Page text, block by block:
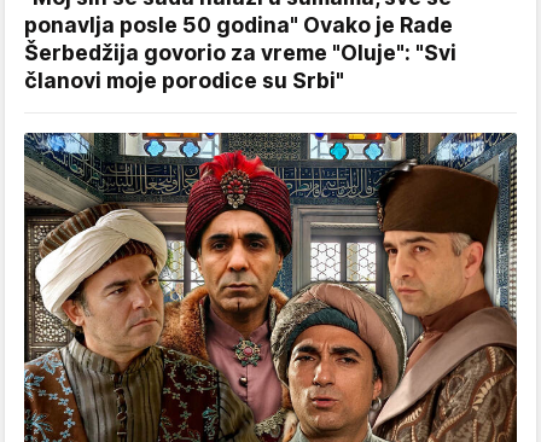
ponavlja posle 50 godina" Ovako je Rade
Šerbedžija govorio za vreme "Oluje": "Svi
članovi moje porodice su Srbi"